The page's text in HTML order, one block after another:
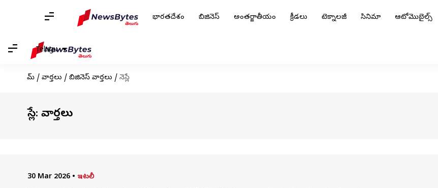
భారతదేశం బిజినెస్ అంతర్జాతీయం క్రీడలు టెక్నాలజీ సినిమా ఆటోమొబైల్స్
Telugu
హోమ్ / వార్తలు / బిజినెస్ వార్తలు / నెస్లే
నెస్లే: వార్తలు
30 Mar 2026 • ఇటలీ